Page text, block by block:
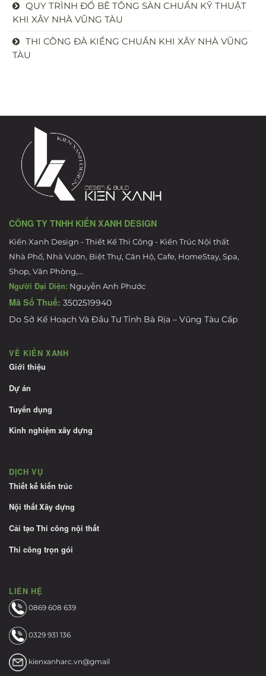
QUY TRÌNH ĐỔ BÊ TÔNG SÀN CHUẨN KỸ THUẬT
KHI XÂY NHÀ VŨNG TÀU
THI CÔNG ĐÀ KIỀNG CHUẨN KHI XÂY NHÀ VŨNG
TÀU
CÔNG TY TNHH KIẾN XANH DESIGN
Kiến Xanh Design - Thiết Kế Thi Công - Kiến Trúc Nội thất
Nhà Phố, Nhà Vườn, Biệt Thự, Căn Hộ, Cafe, HomeStay, Spa,
Shop, Văn Phòng,...
Người Đại Diện: Nguyễn Anh Phước
Mã Số Thuế: 3502519940
Do Sở Kế Hoạch Và Đầu Tư Tỉnh Bà Rịa – Vũng Tàu Cấp
VỀ KIẾN XANH
Giới thiệu
Dự án
Tuyển dụng
Kinh nghiệm xây dựng
DỊCH VỤ
Thiết kế kiến trúc
Nội thấtXây dựng
Cải tạoThi công nội thất
Thi công trọn gói
LIÊN HỆ
0869 608 639
0329 931 136
kienxanharc.vn@gmail